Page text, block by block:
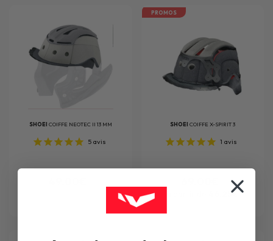
SHOEI COIFFE NEOTEC II 13 MM
5avis
PROMOS
SHOEI COIFFE X-SPIRIT 3
1 avis
46.25€